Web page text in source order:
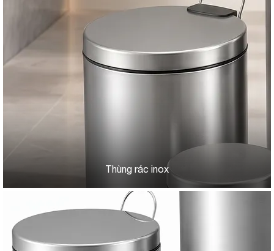
Thùng rác inox